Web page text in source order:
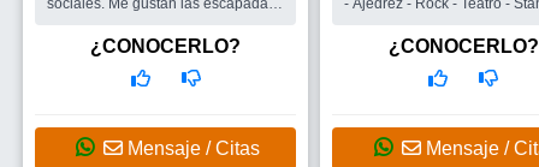
sociales. Me gustan las escapadas
tranquilos. Tambien los
espectaculos teatrales y el cine.....y
compartir esos momentos. Y grupos
de amigos para salir.
¿CONOCERLO?
Mensaje / Citas
- Ajedrez - Rock - Teatro -
¿CONOCERLO?
Mensaje /